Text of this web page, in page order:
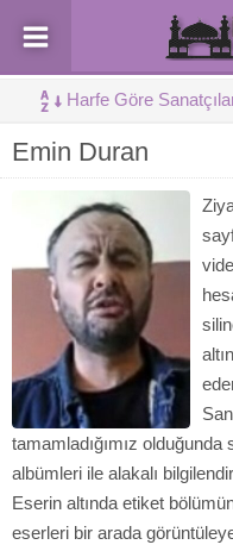
Harfe Göre
Emin Duran
tamamladığımız olduğunda
albümleri ile alakalı
Eserin altında etiket
eserleri bir arada